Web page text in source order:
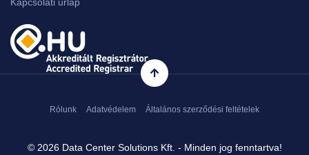
© 2026 Data Center Solutions Kft. - Minden jog fenntartva!
Rólunk Adatvédelem Általános szerződési feltételek